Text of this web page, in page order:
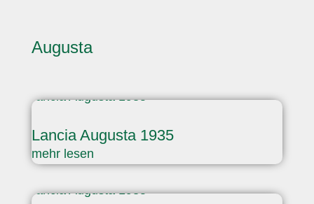
Augusta
Lancia Augusta 1935
mehr lesen